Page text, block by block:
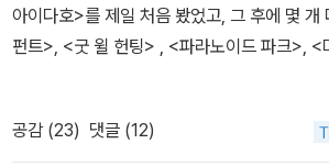
다. 그리고 이 소설집은 꽤 좋은 소설집이다.
시점에서 이야기 되는 3편의 연작 또한 마찬가
는 것 때문에 우정을 가장하여 친하게 지내던
어가는 와중에 사실을 모른 채 미움을 키워나
찍 여의고 이국 땅에서 공부를 하던 코쉭은 사
들을 전전하며 정착하지 못한 채 살아가게 되
게 정말 인생의 군더더기하나 없는 사실이었
들을 교대로 돌보며 혼자 있을 시간을 기다리
원하게 되는 것을살아보지 않은 사람들은 좀
다. 하지만 남자든 여자든 정말 그런 시간이 필
괴로웠겠나 싶고... 그래서 출장오기 전 사고
지. (벌써 택배함에 책 두 권) 읽은 책은 4권 + 만화책 조금. 리뷰는
<안녕이라 그랬어>만 썼다. <A Monster
번째 읽었는데 처음 읽었을 땐 왜 이런 얘기를
아이다호>를 제일 처음 봤었고, 그 후에 몇 개
펀트>, <굿 윌 헌팅> , <파라노이드 파크>,
름은 <폭력의 역사>를 너무 인상적으로 봐서
에서 <이스턴 프라미스>를 개봉하길래 보러
공감 (23) 댓글 (12)